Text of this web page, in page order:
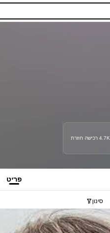
4.7K רכישה חוזרת
פריט
סינון